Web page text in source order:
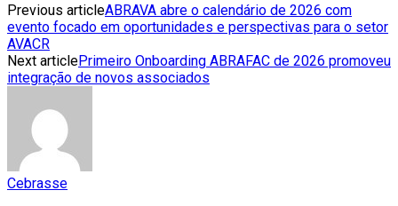
Previous articleABRAVA abre o calendário de 2026 com
evento focado em oportunidades e perspectivas para o setor
AVACR
Next articlePrimeiro Onboarding ABRAFAC de 2026 promoveu
integração de novos associados
Cebrasse